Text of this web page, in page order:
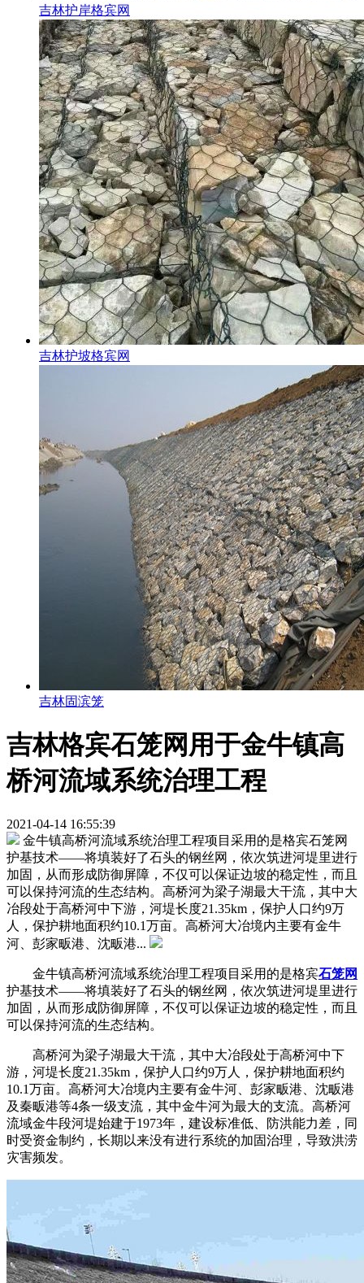
吉林护岸格宾网
吉林护坡格宾网
吉林固滨笼
吉林格宾石笼网用于金牛镇高
桥河流域系统治理工程
2021-04-14 16:55:39
金牛镇高桥河流域系统治理工程项目采用的是格宾石笼网
护基技术——将填装好了石头的钢丝网，依次筑进河堤里进行
加固，从而形成防御屏障，不仅可以保证边坡的稳定性，而且
可以保持河流的生态结构。高桥河为梁子湖最大干流，其中大
冶段处于高桥河中下游，河堤长度21.35km，保护人口约9万
人，保护耕地面积约10.1万亩。高桥河大冶境内主要有金牛
河、彭家畈港、沈畈港...
金牛镇高桥河流域系统治理工程项目采用的是格宾石笼网
护基技术——将填装好了石头的钢丝网，依次筑进河堤里进行
加固，从而形成防御屏障，不仅可以保证边坡的稳定性，而且
可以保持河流的生态结构。
高桥河为梁子湖最大干流，其中大冶段处于高桥河中下
游，河堤长度21.35km，保护人口约9万人，保护耕地面积约
10.1万亩。高桥河大冶境内主要有金牛河、彭家畈港、沈畈港
及秦畈港等4条一级支流，其中金牛河为最大的支流。高桥河
流域金牛段河堤始建于1973年，建设标准低、防洪能力差，同
时受资金制约，长期以来没有进行系统的加固治理，导致洪涝
灾害频发。